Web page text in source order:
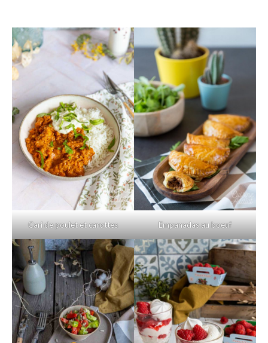
Cari de poulet et carottes Empanadas au boeuf